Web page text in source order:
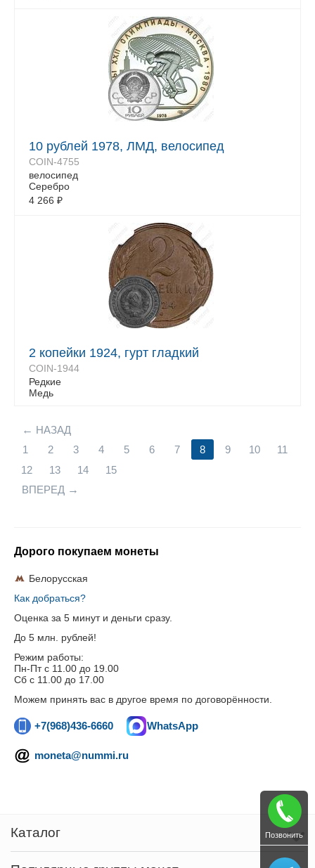
10 рублей 1978, ЛМД, велосипед
COIN-4755
велосипед
Серебро
4 266 ₽
2 копейки 1924, гурт гладкий
COIN-1944
Редкие
Медь
НАЗАД
1
2 3 4 5 6 7 8 9 10
11
12
13 14
15
ВПЕРЕД
Дорого покупаем монеты
Белорусская
Как добраться?
Оценка за 5 минут и деньги сразу.
До 5 млн. рублей!
Режим работы:
Пн-Пт c 11.00 до 19.00
Сб с 11.00 до 17.00
Можем принять вас в другое время по договорённости.
+7(968)436-6660 WhatsApp
moneta@nummi.ru
Каталог Позвонить